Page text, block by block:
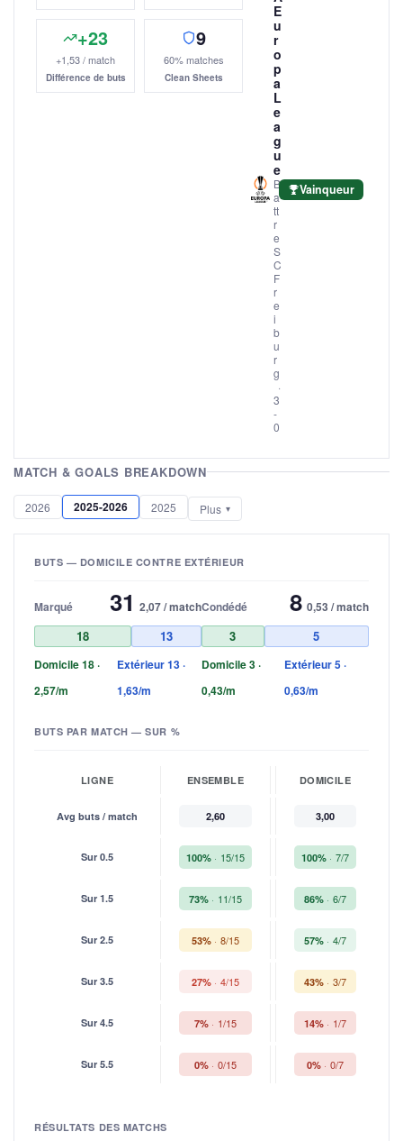
+23
+1,53 / match
Différence de buts
9
60% matches
Clean Sheets
E
u
r
o
p
a
L
e
a
g
u
e
B
a
tt
r
e
S
C
F
r
e
i
b
u
r
g
·
3
-
0
Vainqueur
MATCH & GOALS BREAKDOWN
2026 2025-2026 2025 Plus
BUTS — DOMICILE CONTRE EXTÉRIEUR
Marqué 31 2,07 / match
18 13
Domicile 18 ·
2,57/m
Extérieur 13 ·
1,63/m
Condédé 8 0,53 / match
3 5
Domicile 3 ·
0,43/m
Extérieur 5 ·
0,63/m
BUTS PAR MATCH — SUR %
LIGNE ENSEMBLE DOMICILE
Avg buts / match 2,60 3,00
Sur 0.5 100% 15/15 100% 7/7
Sur 1.5 73% 11/15 86% 6/7
Sur 2.5 53% 8/15 57% 4/7
Sur 3.5 27% 4/15 43% 3/7
Sur 4.5 7% 1/15 14% 1/7
Sur 5.5 0% 0/15 0% 0/7
RÉSULTATS DES MATCHS